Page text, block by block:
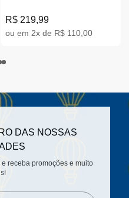
R$ 219,99
ou em 2x de R$ 110,00
DAS NOSSAS
receba promoções e muito